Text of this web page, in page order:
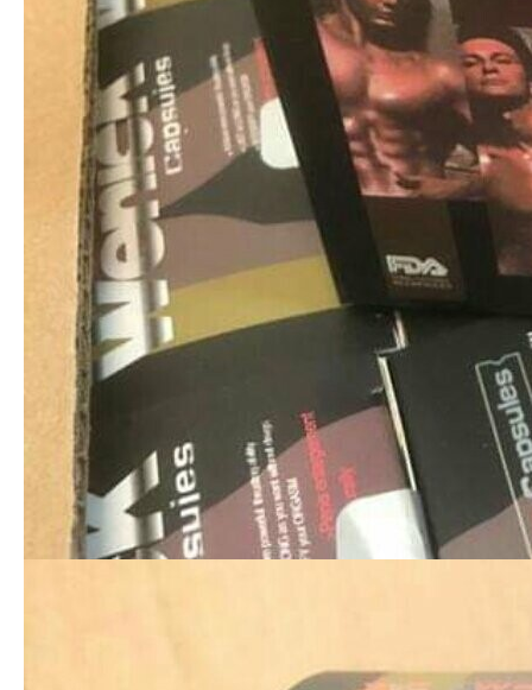
переміщення на митну територію України тягне за
собою штраф у розмірі 100 відсотків вартості
предметів правопорушення з їх конфіскацією.
Тож увесь незаявлений до оформлення крам
вартістю понад 2,8 млн грн тимчасово вилучений на
склад митного органу.
[ad_2]
Источник:0362.ua
У Львові невідомий дав
копняка українській
порнозірці за російську
мову
"Рускіє ідут". В мережі
тролять відступ окупантів з
Херсона